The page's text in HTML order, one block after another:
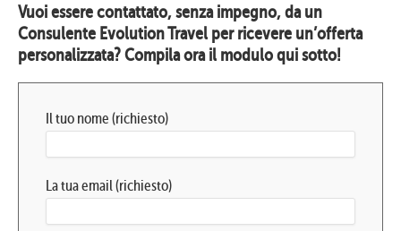
Vuoi essere contattato, senza impegno, da un
Consulente Evolution Travel per ricevere un’offerta
personalizzata? Compila ora il modulo qui sotto!
Il tuo nome (richiesto)
La tua email (richiesto)